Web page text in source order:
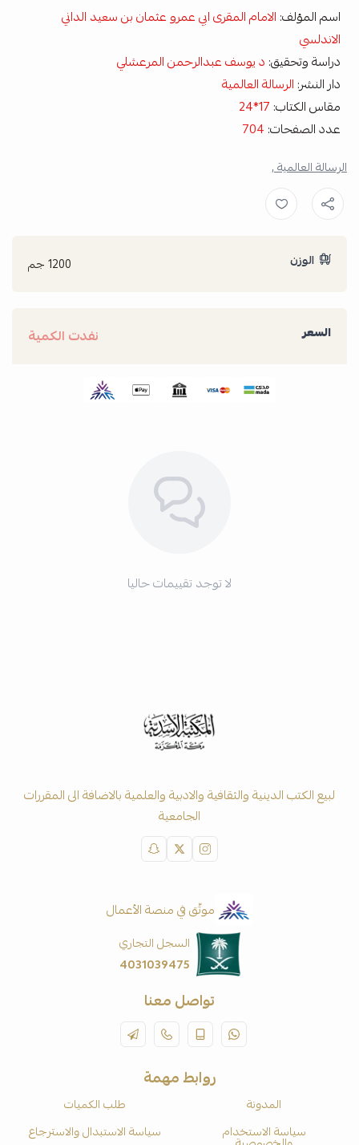
اسم المؤلف: الامام المقرى ابي عمرو عثمان بن سعيد الداني
الاندلسي
دراسة وتحقيق: د يوسف عبدالرحمن المرعشلي
دار النشر: الرسالة العالمية
مقاس الكتاب: 17*24
عدد الصفحات: 704
الرسالة العالمية ,
الوزن 1200 جم
السعر نفدت الكمية
لا توجد تقييمات حاليا
لبيع الكتب الدينية والثقافية والادبية والعلمية بالاضافة الى المقررات
الجامعية
موثّق في منصة الأعمال
السجل التجاري
4031039475
تواصل معنا
روابط مهمة
المدونة
طلب الكميات
سياسة الاستخدام
سياسة الاستبدال والاسترجاع